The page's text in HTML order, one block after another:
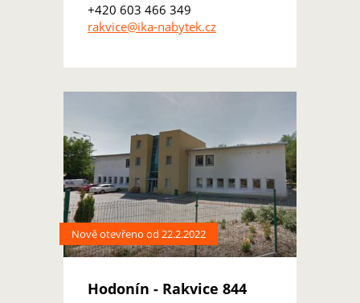
+420 603 466 349
rakvice@ika-nabytek.cz
Nově otevřeno od 22.2.2022
Hodonín - Rakvice 844